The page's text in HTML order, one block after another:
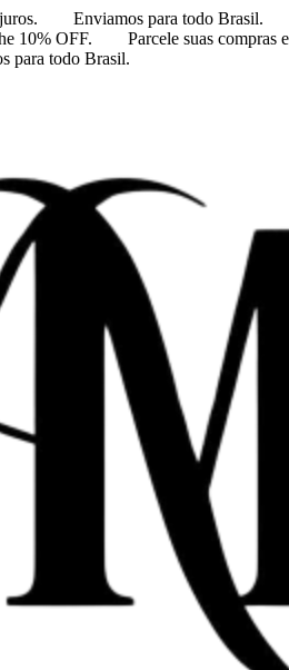
Enviamos para todo Brasil.
10% OFF. Parcele suas compras
para todo Brasil.